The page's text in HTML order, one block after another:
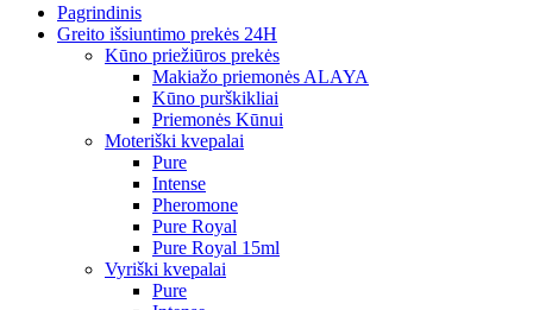
Pagrindinis
Greito išsiuntimo prekės 24H
Kūno priežiūros prekės
Makiažo priemonės ALAYA
Kūno purškikliai
Priemonės Kūnui
Moteriški kvepalai
Pure
Intense
Pheromone
Pure Royal
Pure Royal 15ml
Vyriški kvepalai
Pure